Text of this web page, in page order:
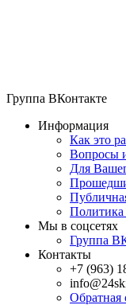
Группа ВКонтакте
Информация
Как это
Вопросы
Для
Политика
Мы в соцсетях
Группа
Контакты
+7 (963)
Обратная